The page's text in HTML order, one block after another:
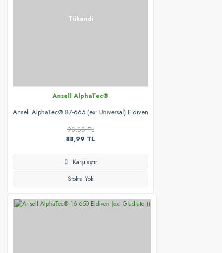
Tükendi
Ansell AlphaTec®
Ansell AlphaTec® 87-665 (ex: Universal) Eldiven
98,88 TL
88,99 TL
Karşılaştır
Stokta Yok